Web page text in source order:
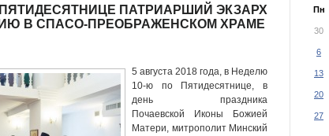
ПАТРИАРШИЙ ЭКЗАРХ
В СПАСО-ПРЕОБРАЖЕНСКОМ ХРАМЕ
5 августа 2018 года, в Неделю
10-ю по Пятидесятнице, в
день праздника
Почаевской Иконы Божией
Матери, митрополит Минский
Пн
30
6
13
20
27